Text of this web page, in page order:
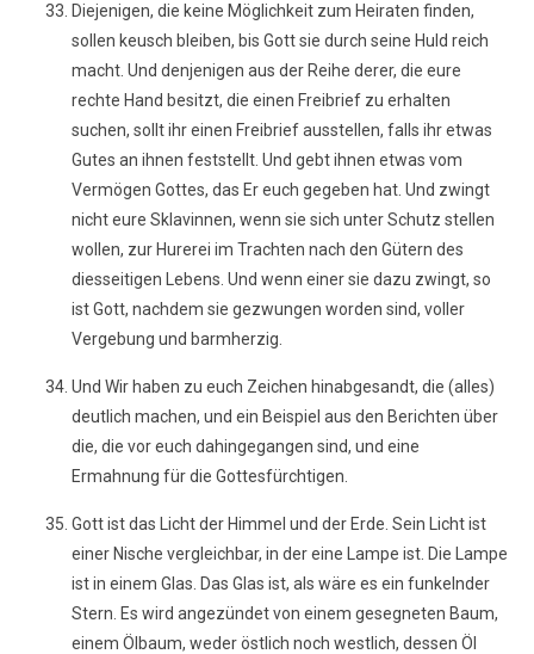
Diejenigen, die keine Möglichkeit zum Heiraten finden,
sollen keusch bleiben, bis Gott sie durch seine Huld reich
macht. Und denjenigen aus der Reihe derer, die eure
rechte Hand besitzt, die einen Freibrief zu erhalten
suchen, sollt ihr einen Freibrief ausstellen, falls ihr etwas
Gutes an ihnen feststellt. Und gebt ihnen etwas vom
Vermögen Gottes, das Er euch gegeben hat. Und zwingt
nicht eure Sklavinnen, wenn sie sich unter Schutz stellen
wollen, zur Hurerei im Trachten nach den Gütern des
diesseitigen Lebens. Und wenn einer sie dazu zwingt, so
ist Gott, nachdem sie gezwungen worden sind, voller
Vergebung und barmherzig.
Und Wir haben zu euch Zeichen hinabgesandt, die (alles)
deutlich machen, und ein Beispiel aus den Berichten über
die, die vor euch dahingegangen sind, und eine
Ermahnung für die Gottesfürchtigen.
Gott ist das Licht der Himmel und der Erde. Sein Licht ist
einer Nische vergleichbar, in der eine Lampe ist. Die Lampe
ist in einem Glas. Das Glas ist, als wäre es ein funkelnder
Stern. Es wird angezündet von einem gesegneten Baum,
einem Ölbaum, weder östlich noch westlich, dessen Öl